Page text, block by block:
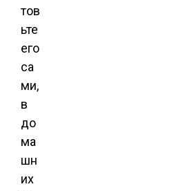
тов
ьте
его
са
ми,
в
до
ма
шн
их